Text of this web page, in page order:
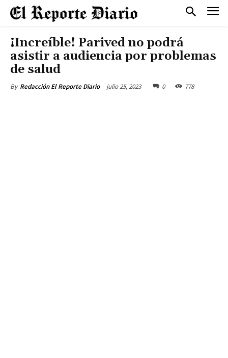
¡Increíble! Parived no podrá
asistir a audiencia por problemas
de salud
By Redacción El Reporte Diario julio 25, 2023 0 778